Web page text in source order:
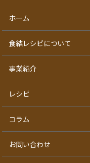
ホーム
食結レシピについて
事業紹介
レシピ
コラム
お問い合わせ